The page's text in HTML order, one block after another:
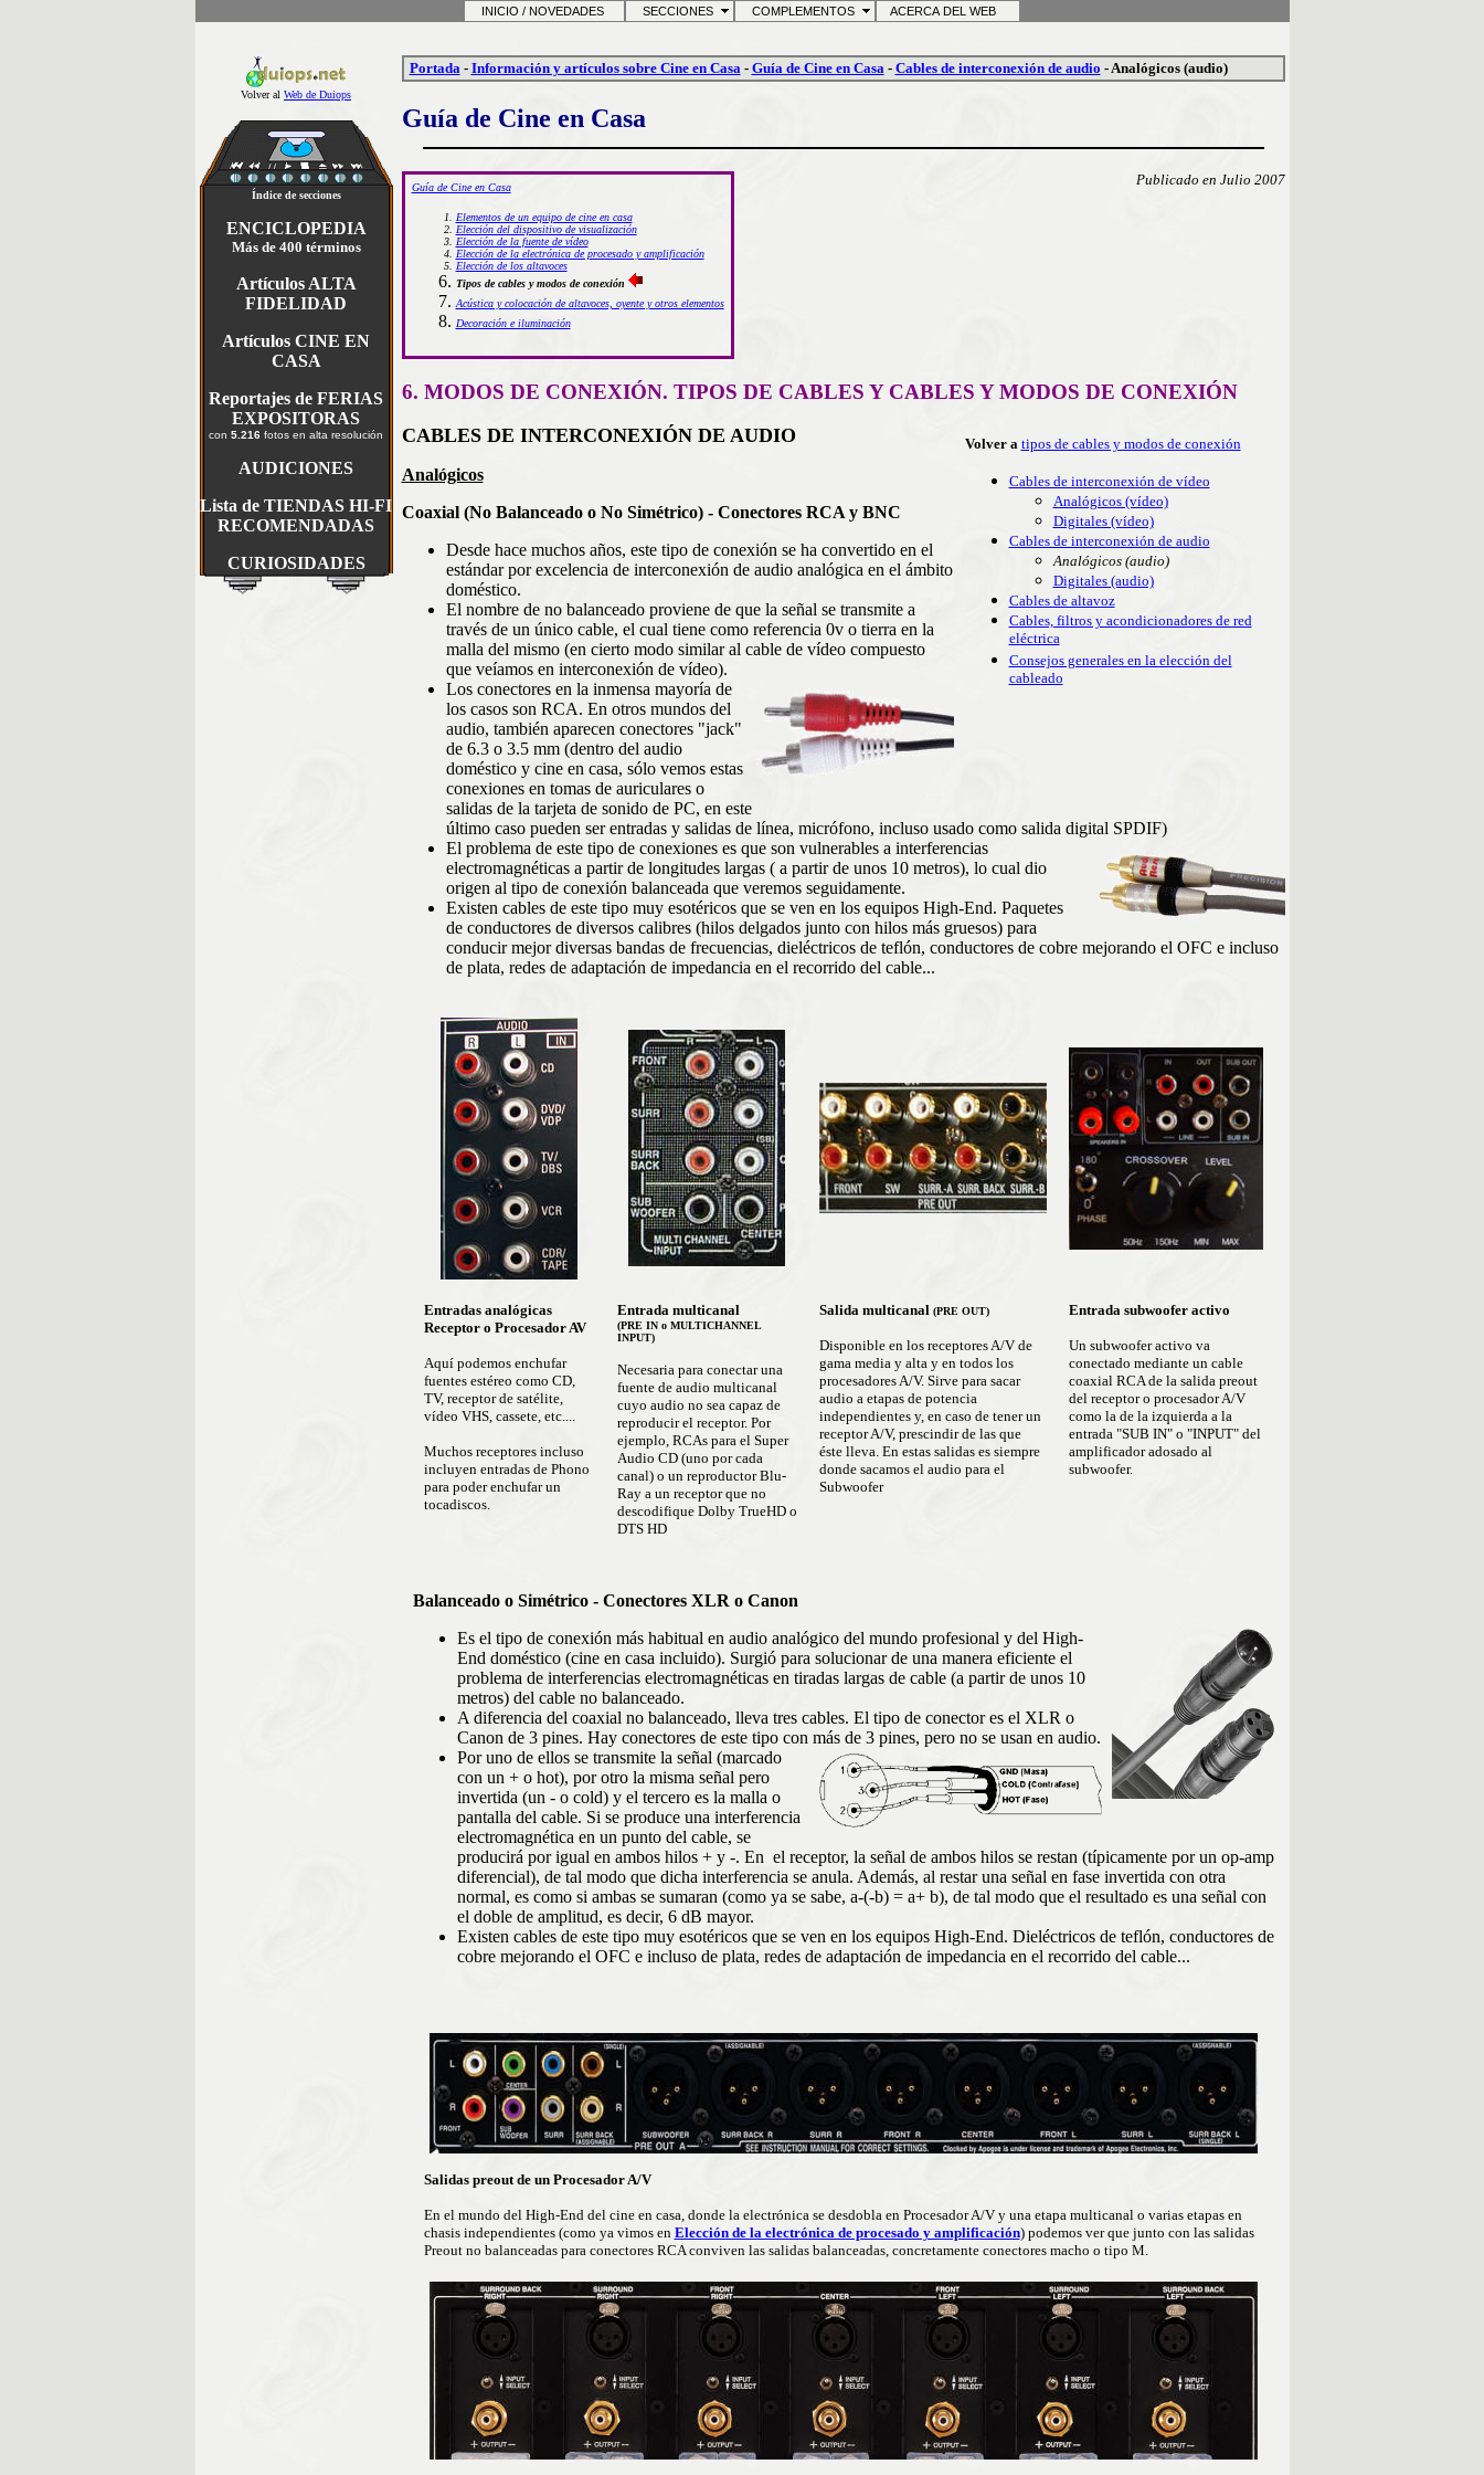
INICIO / NOVEDADES SECCIONES COMPLEMENTOS ACERCA DEL WEB
Volver al Web de Duiops
Índice de secciones
ENCICLOPEDIA
Más de 400 términos
Artículos ALTA
FIDELIDAD
Artículos CINE EN
CASA
Reportajes de FERIAS
EXPOSITORAS
con 5.216 fotos en alta resolución
AUDICIONES
Lista de TIENDAS HI-FI
RECOMENDADAS
CURIOSIDADES
Portada- Información y artículos sobre Cine en Casa- Guía de Cine en Casa- Cables de interconexión de audio -Analógicos (audio)
Guía de Cine en Casa
Guía de Cine en Casa
Elementos de un equipo de cine en casa
Elección del dispositivo de visualización
Elección de la fuente de vídeo
Elección de la electrónica de procesado y amplificación
Elección de los altavoces
Tipos de cables y modos de conexión
Acústica y colocación de altavoces, oyente y otros elementos
Decoración e iluminación
Publicado en Julio 2007
6. MODOS DE CONEXIÓN. TIPOS DE CABLES Y CABLES Y MODOS DE CONEXIÓN
Volver a tipos de cables y modos de conexión
Cables de interconexión de vídeo
Analógicos (vídeo)
Digitales (vídeo)
Cables de interconexión de audio
Analógicos (audio)
Digitales (audio)
Cables de altavoz
Cables, filtros y acondicionadores de red
eléctrica
Consejos generales en la elección del
cableado
CABLES DE INTERCONEXIÓN DE AUDIO
Analógicos
Coaxial (No Balanceado o No Simétrico) - Conectores RCA y BNC
Desde hace muchos años, este tipo de conexión se ha convertido en el
estándar por excelencia de interconexión de audio analógica en el ámbito
doméstico.
El nombre de no balanceado proviene de que la señal se transmite a
través de un único cable, el cual tiene como referencia 0v o tierra en la
malla del mismo (en cierto modo similar al cable de vídeo compuesto
que veíamos en interconexión de vídeo).
Los conectores en la inmensa mayoría de
los casos son RCA. En otros mundos del
audio, también aparecen conectores "jack"
de 6.3 o 3.5 mm (dentro del audio
doméstico y cine en casa, sólo vemos estas
conexiones en tomas de auriculares o
salidas de la tarjeta de sonido de PC, en este
último caso pueden ser entradas y salidas de línea, micrófono, incluso usado como salida digital SPDIF)
El problema de este tipo de conexiones es que son vulnerables a interferencias
electromagnéticas a partir de longitudes largas ( a partir de unos 10 metros), lo cual dio
origen al tipo de conexión balanceada que veremos seguidamente.
Existen cables de este tipo muy esotéricos que se ven en los equipos High-End. Paquetes
de conductores de diversos calibres (hilos delgados junto con hilos más gruesos) para
conducir mejor diversas bandas de frecuencias, dieléctricos de teflón, conductores de cobre mejorando el OFC e incluso
de plata, redes de adaptación de impedancia en el recorrido del cable...
Entradas analógicas
Receptor o Procesador AV
Aquí podemos enchufar
fuentes estéreo como CD,
TV, receptor de satélite,
vídeo VHS, cassete, etc....
Muchos receptores incluso
incluyen entradas de Phono
para poder enchufar un
tocadiscos.
Entrada multicanal
(PRE IN o MULTICHANNEL
INPUT)
Necesaria para conectar una
fuente de audio multicanal
cuyo audio no sea capaz de
reproducir el receptor. Por
ejemplo, RCAs para el Super
Audio CD (uno por cada
canal) o un reproductor Blu-
Ray a un receptor que no
descodifique Dolby TrueHD o
DTS HD
Salida multicanal(PRE OUT)
Disponible en los receptores A/V de
gama media y alta y en todos los
procesadores A/V. Sirve para sacar
audio a etapas de potencia
independientes y, en caso de tener un
receptor A/V, prescindir de las que
éste lleva. En estas salidas es siempre
donde sacamos el audio para el
Subwoofer
Entrada subwoofer activo
Un subwoofer activo va
conectado mediante un cable
coaxial RCA de la salida preout
del receptor o procesador A/V
como la de la izquierda a la
entrada "SUB IN" o "INPUT" del
amplificador adosado al
subwoofer.
Balanceado o Simétrico - Conectores XLR o Canon
Es el tipo de conexión más habitual en audio analógico del mundo profesional y del High-
End doméstico (cine en casa incluido). Surgió para solucionar de una manera eficiente el
problema de interferencias electromagnéticas en tiradas largas de cable (a partir de unos 10
metros) del cable no balanceado.
A diferencia del coaxial no balanceado, lleva tres cables. El tipo de conector es el XLR o
Canon de 3 pines. Hay conectores de este tipo con más de 3 pines, pero no se usan en audio.
Por uno de ellos se transmite la señal (marcado
con un + o hot), por otro la misma señal pero
invertida (un - o cold) y el tercero es la malla o
pantalla del cable. Si se produce una interferencia
electromagnética en un punto del cable, se
producirá por igual en ambos hilos + y -. En el receptor, la señal de ambos hilos se restan (típicamente por un op-amp
diferencial), de tal modo que dicha interferencia se anula. Además, al restar una señal en fase invertida con otra
normal, es como si ambas se sumaran (como ya se sabe, a-(-b) = a+ b), de tal modo que el resultado es una señal con
el doble de amplitud, es decir, 6 dB mayor.
Existen cables de este tipo muy esotéricos que se ven en los equipos High-End. Dieléctricos de teflón, conductores de
cobre mejorando el OFC e incluso de plata, redes de adaptación de impedancia en el recorrido del cable...
Salidas preout de un Procesador A/V
En el mundo del High-End del cine en casa, donde la electrónica se desdobla en Procesador A/V y una etapa multicanal o varias etapas en
chasis independientes (como ya vimos en Elección de la electrónica de procesado y amplificación) podemos ver que junto con las salidas
Preout no balanceadas para conectores RCA conviven las salidas balanceadas, concretamente conectores macho o tipo M.